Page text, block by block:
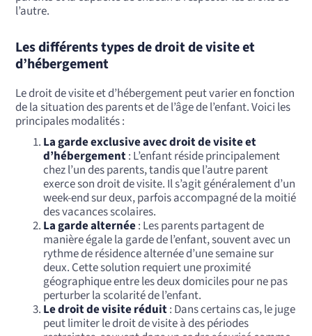
l’autre.
Les différents types de droit de visite et
d’hébergement
Le droit de visite et d’hébergement peut varier en fonction
de la situation des parents et de l’âge de l’enfant. Voici les
principales modalités :
La garde exclusive avec droit de visite et
d’hébergement: L’enfant réside principalement
chez l’un des parents, tandis que l’autre parent
exerce son droit de visite. Il s’agit généralement d’un
week-end sur deux, parfois accompagné de la moitié
des vacances scolaires.
La garde alternée: Les parents partagent de
manière égale la garde de l’enfant, souvent avec un
rythme de résidence alternée d’une semaine sur
deux. Cette solution requiert une proximité
géographique entre les deux domiciles pour ne pas
perturber la scolarité de l’enfant.
Le droit de visite réduit: Dans certains cas, le juge
peut limiter le droit de visite à des périodes